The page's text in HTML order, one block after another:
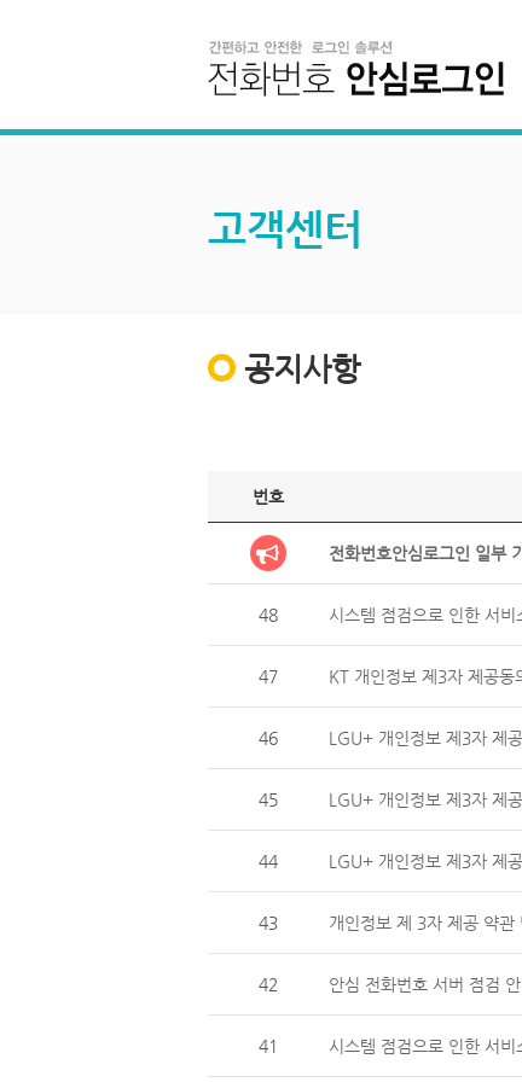
고객센터
공지사항
번호
전화번호안심로그인 일부
48 시스템 점검으로 인한 서
47 KT 개인정보 제3자 제공동
46 LGU+ 개인정보 제3자
45 LGU+ 개인정보 제3자 제
44 LGU+ 개인정보 제3자
43 개인정보 제 3자 제공 약관
42 안심 전화번호 서버 점검
41 시스템 점검으로 인한 서비